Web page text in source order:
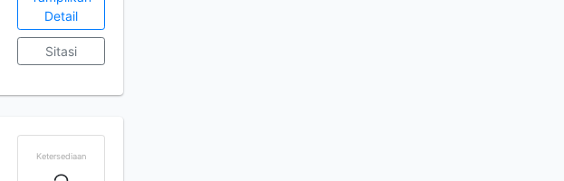
Detail
Sitasi
Ketersediaan